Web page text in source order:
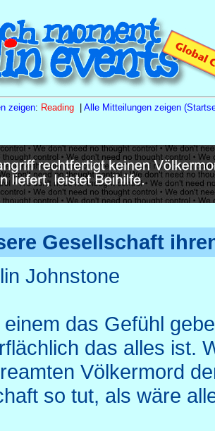
zeigen: Reading| Alle Mitteilungen zeigen
h Tagesseminar Familienstellen
Gesellschaft
Johnstone
das Gefühl
das alles ist.
Völkermord
so tut, als wäre